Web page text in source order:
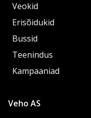
Veokid
Erisõidukid
Bussid
Teenindus
Kampaaniad
Veho AS